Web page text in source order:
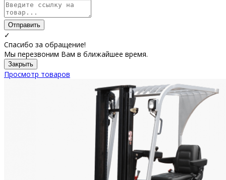
Отправить
✓
Спасибо за обращение!
Мы перезвоним Вам в ближайшее время.
Закрыть
Просмотр товаров